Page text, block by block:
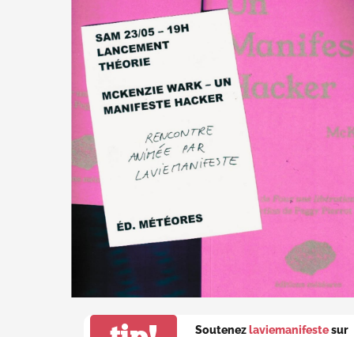
Soutenez laviemanifestesur